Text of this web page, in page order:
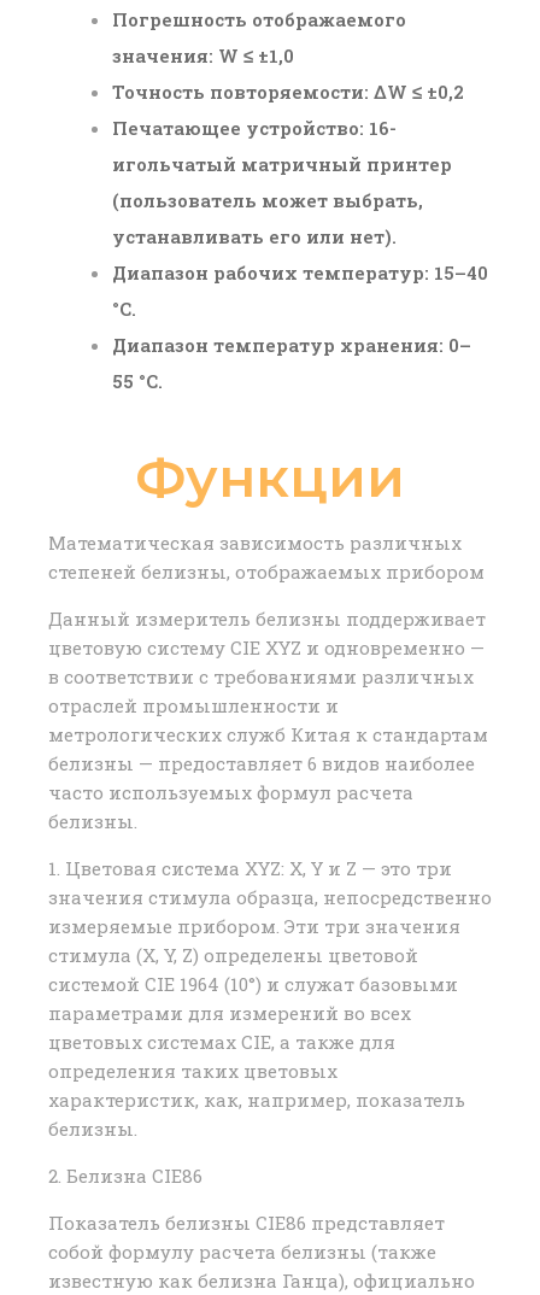
Погрешность отображаемого
значения: W ≤ ±1,0
Точность повторяемости: ΔW ≤ ±0,2
Печатающее устройство: 16-
игольчатый матричный принтер
(пользователь может выбрать,
устанавливать его или нет).
Диапазон рабочих температур: 15–40
°C.
Диапазон температур хранения: 0–
55 °C.
Функции
Математическая зависимость различных
степеней белизны, отображаемых прибором
Данный измеритель белизны поддерживает
цветовую систему CIE XYZ и одновременно —
в соответствии с требованиями различных
отраслей промышленности и
метрологических служб Китая к стандартам
белизны — предоставляет 6 видов наиболее
часто используемых формул расчета
белизны.
1. Цветовая система XYZ: X, Y и Z — это три
значения стимула образца, непосредственно
измеряемые прибором. Эти три значения
стимула (X, Y, Z) определены цветовой
системой CIE 1964 (10°) и служат базовыми
параметрами для измерений во всех
цветовых системах CIE, а также для
определения таких цветовых
характеристик, как, например, показатель
белизны.
2. Белизна CIE86
Показатель белизны CIE86 представляет
собой формулу расчета белизны (также
известную как белизна Ганца), официально